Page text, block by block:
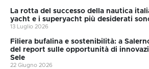
La rotta del successo della nautica
yacht e i superyacht più desiderati
13 Luglio 2026
Filiera bufalina e sostenibilità: a
del report sulle opportunità di
Sele
22 Giugno 2026